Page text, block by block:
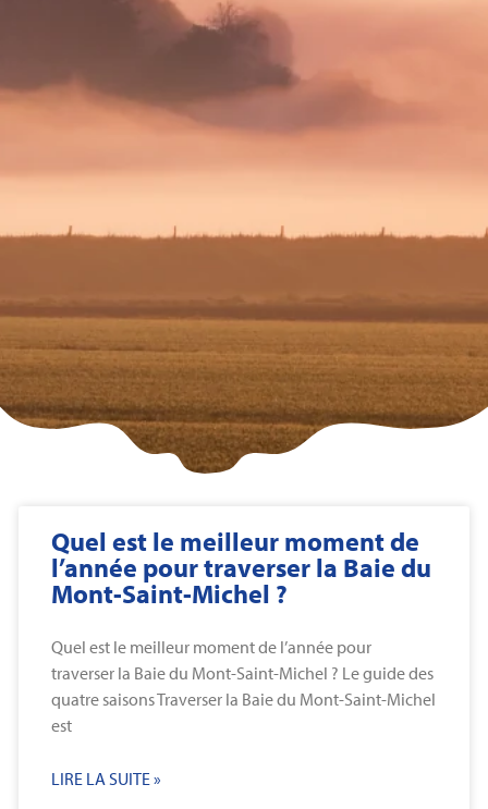
Quel est le meilleur moment de
l’année pour traverser la Baie du
Mont-Saint-Michel ?
Quel est le meilleur moment de l’année pour
traverser la Baie du Mont-Saint-Michel ? Le guide des
quatre saisons Traverser la Baie du Mont-Saint-Michel
est
LIRE LA SUITE »